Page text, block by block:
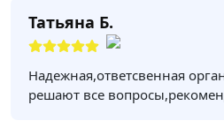
Татьяна Б.
Надежная,ответсвенная
решают все